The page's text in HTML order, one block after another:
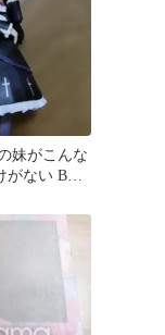
妹がこんな
がない B賞